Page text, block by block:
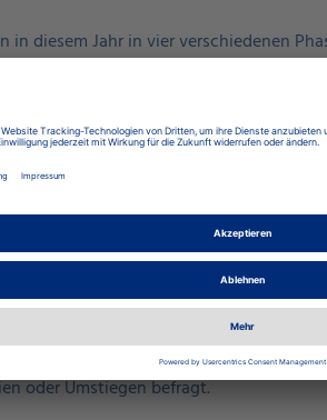
in diesem Jahr in vier verschiedenen
im Winter und im Frühjahr, ist nun
bis 2. Augusterneut in den Bussen und
zu erfassen.
Fahrten auf allen Linien
Die Teilnahme an der Erhebung ist
tragen einen personalisierten
dieser Zählung - führt der
Zügen im gesamten Verbundgebiet
oder Umstiegen befragt.